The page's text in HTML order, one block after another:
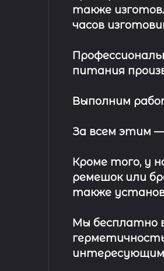
также
часов
питания
Выполним
За всем этим
Кроме того, у
ремешокили
также
Мы бесплатно
интересующим